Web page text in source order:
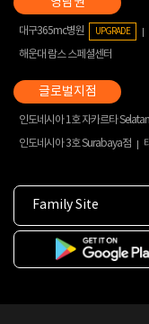
대구365mc병원 UPGRADE
해운대 람스 스페셜센터
인도네시아 1호 자카르타
인도네시아 3호 Surabaya점
Family Site